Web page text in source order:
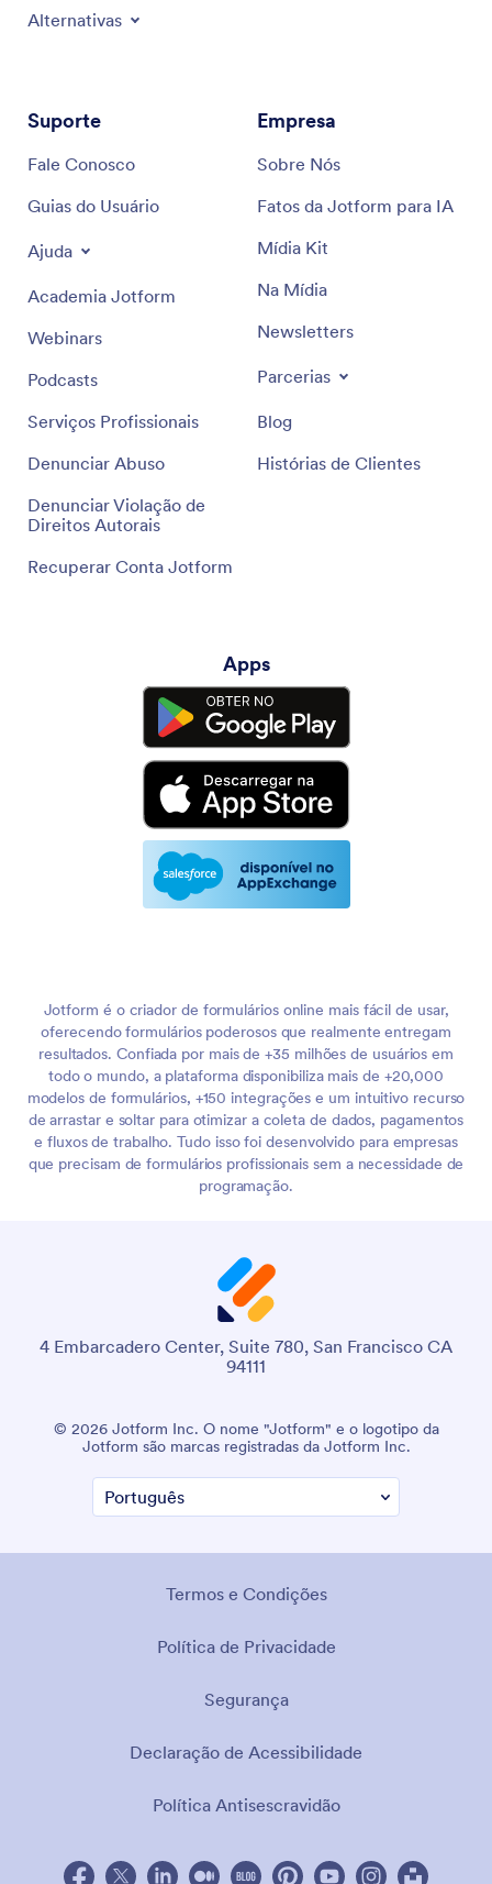
Alternativas
Suporte
Fale Conosco
Guias do Usuário
Ajuda
Academia Jotform
Webinars
Podcasts
Serviços Profissionais
Denunciar Abuso
Denunciar Violação de
Direitos Autorais
Recuperar Conta Jotform
Empresa
Sobre Nós
Fatos da Jotform para IA
Mídia Kit
Na Mídia
Newsletters
Parcerias
Blog
Histórias de Clientes
Apps
Jotform é o criador de formulários online mais fácil de usar,
oferecendo formulários poderosos que realmente entregam
resultados. Confiada por mais de +35 milhões de usuários em
todo o mundo, a plataforma disponibiliza mais de +20,000
modelos de formulários, +150 integrações e um intuitivo recurso
de arrastar e soltar para otimizar a coleta de dados, pagamentos
e fluxos de trabalho. Tudo isso foi desenvolvido para empresas
que precisam de formulários profissionais sem a necessidade de
programação.
4 Embarcadero Center, Suite 780, San Francisco CA
94111
© 2026 Jotform Inc. O nome "Jotform" e o logotipo da
Jotform são marcas registradas da Jotform Inc.
Termos e Condições
Política de Privacidade
Segurança
Declaração de Acessibilidade
Política Antisescravidão